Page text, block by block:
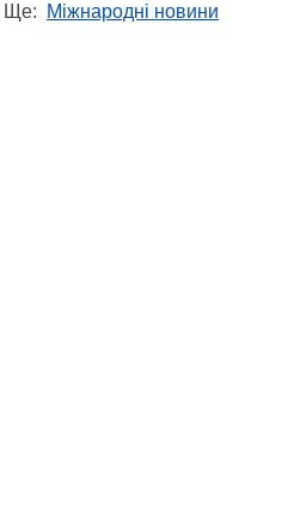
Ще: Міжнародні новини